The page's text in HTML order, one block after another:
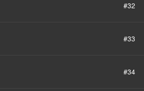
#32
#33
#34